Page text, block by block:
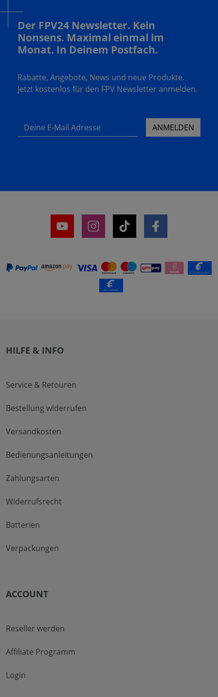
Der FPV24 Newsletter. Kein
Nonsens. Maximal einmal im
Monat. In Deinem Postfach.
Rabatte, Angebote, News und neue Produkte.
Jetzt kostenlos für den FPV Newsletter anmelden.
Deine E-Mail Adresse ANMELDEN
HILFE & INFO
Service & Retouren
Bestellung widerrufen
Versandkosten
Bedienungsanleitungen
Zahlungsarten
Widerrufsrecht
Batterien
Verpackungen
ACCOUNT
Reseller werden
Affiliate Programm
Login